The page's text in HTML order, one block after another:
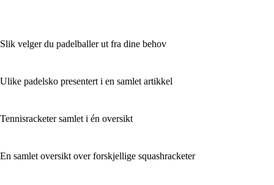
Slik velger du padelballer ut fra dine behov
Ulike padelsko presentert i en samlet artikkel
Tennisracketer samlet i én oversikt
En samlet oversikt over forskjellige squashracketer